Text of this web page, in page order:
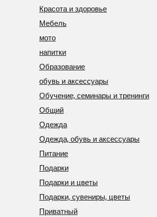
Красота и здоровье
Мебель
мото
напитки
Образование
обувь и аксессуары
Обучение, семинары и тренинги
Общий
Одежда
Одежда, обувь и аксессуары
Питание
Подарки
Подарки и цветы
Подарки, сувениры, цветы
Приватный